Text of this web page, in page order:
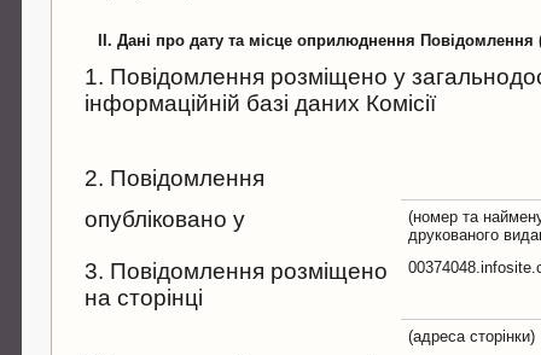
II. Дані про дату та місце оприлюднення
1. Повідомлення розміщено у
інформаційній базі даних Комісії
2. Повідомлення
опубліковано у
(номер та
друкованого
3. Повідомлення розміщено
на сторінці
(адреса сторінки)